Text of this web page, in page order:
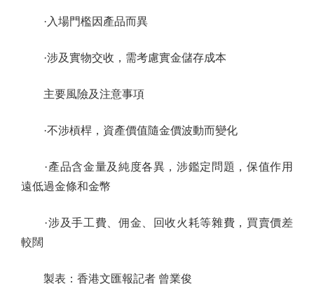
·入場門檻因產品而異
·涉及實物交收，需考慮實金儲存成本
主要風險及注意事項
·不涉槓桿，資產價值隨金價波動而變化
·產品含金量及純度各異，涉鑑定問題，保值作用
遠低過金條和金幣
·涉及手工費、佣金、回收火耗等雜費，買賣價差
較闊
製表：香港文匯報記者 曾業俊